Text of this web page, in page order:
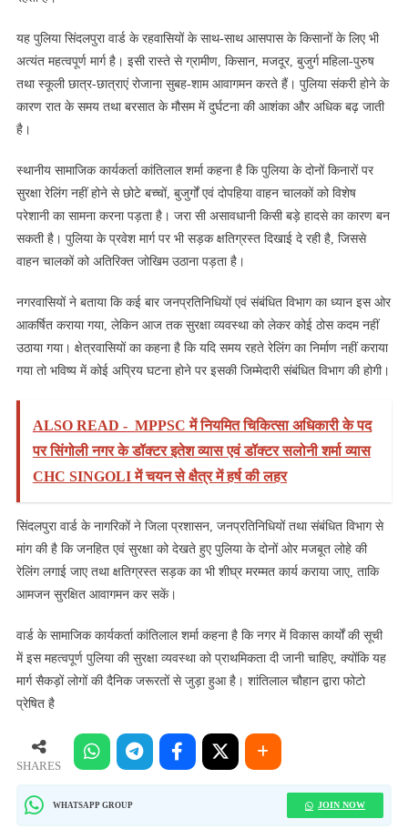
लगी
सुरक्षा
रेलिंग
यह पुलिया सिंदलपुरा वार्ड के रहवासियों के साथ-साथ आसपास के किसानों के लिए भी
अत्यंत महत्वपूर्ण मार्ग है। इसी रास्ते से ग्रामीण, किसान, मजदूर, बुजुर्ग महिला-पुरुष
तथा स्कूली छात्र-छात्राएं रोजाना सुबह-शाम आवागमन करते हैं। पुलिया संकरी होने के
कारण रात के समय तथा बरसात के मौसम में दुर्घटना की आशंका और अधिक बढ़ जाती
है।
स्थानीय सामाजिक कार्यकर्ता कांतिलाल शर्मा कहना है कि पुलिया के दोनों किनारों पर
सुरक्षा रेलिंग नहीं होने से छोटे बच्चों, बुजुर्गों एवं दोपहिया वाहन चालकों को विशेष
परेशानी का सामना करना पड़ता है। जरा सी असावधानी किसी बड़े हादसे का कारण बन
सकती है। पुलिया के प्रवेश मार्ग पर भी सड़क क्षतिग्रस्त दिखाई दे रही है, जिससे
वाहन चालकों को अतिरिक्त जोखिम उठाना पड़ता है।
नगरवासियों ने बताया कि कई बार जनप्रतिनिधियों एवं संबंधित विभाग का ध्यान इस ओर
आकर्षित कराया गया, लेकिन आज तक सुरक्षा व्यवस्था को लेकर कोई ठोस कदम नहीं
उठाया गया। क्षेत्रवासियों का कहना है कि यदि समय रहते रेलिंग का निर्माण नहीं कराया
गया तो भविष्य में कोई अप्रिय घटना होने पर इसकी जिम्मेदारी संबंधित विभाग की होगी।
ALSO READ - MPPSC में नियमित चिकित्सा अधिकारी के पद
पर सिंगोली नगर के डॉक्टर इतेश व्यास एवं डॉक्टर सलोनी शर्मा व्यास
CHC SINGOLI में चयन से क्षैत्र में हर्ष की लहर
सिंदलपुरा वार्ड के नागरिकों ने जिला प्रशासन, जनप्रतिनिधियों तथा संबंधित विभाग से
मांग की है कि जनहित एवं सुरक्षा को देखते हुए पुलिया के दोनों ओर मजबूत लोहे की
रेलिंग लगाई जाए तथा क्षतिग्रस्त सड़क का भी शीघ्र मरम्मत कार्य कराया जाए, ताकि
आमजन सुरक्षित आवागमन कर सकें।
वार्ड के सामाजिक कार्यकर्ता कांतिलाल शर्मा कहना है कि नगर में विकास कार्यों की सूची
में इस महत्वपूर्ण पुलिया की सुरक्षा व्यवस्था को प्राथमिकता दी जानी चाहिए, क्योंकि यह
मार्ग सैकड़ों लोगों की दैनिक जरूरतों से जुड़ा हुआ है। शांतिलाल चौहान द्वारा फोटो
प्रेषित है
SHARES
WHATSAPP GROUP JOIN NOW